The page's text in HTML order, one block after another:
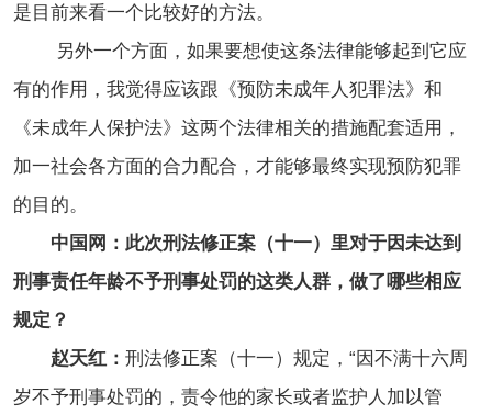
是目前来看一个比较好的方法。
另外一个方面，如果要想使这条法律能够起到它应
有的作用，我觉得应该跟《预防未成年人犯罪法》和
《未成年人保护法》这两个法律相关的措施配套适用，
加一社会各方面的合力配合，才能够最终实现预防犯罪
的目的。
中国网：此次刑法修正案（十一）里对于因未达到
刑事责任年龄不予刑事处罚的这类人群，做了哪些相应
规定？
赵天红： 刑法修正案（十一）规定，“因不满十六周
岁不予刑事处罚的，责令他的家长或者监护人加以管